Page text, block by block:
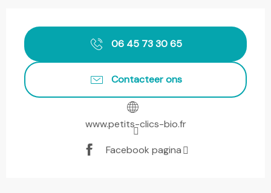
06 45 73 30 65
Contacteer ons
www.petits-clics-bio.fr
Facebook pagina